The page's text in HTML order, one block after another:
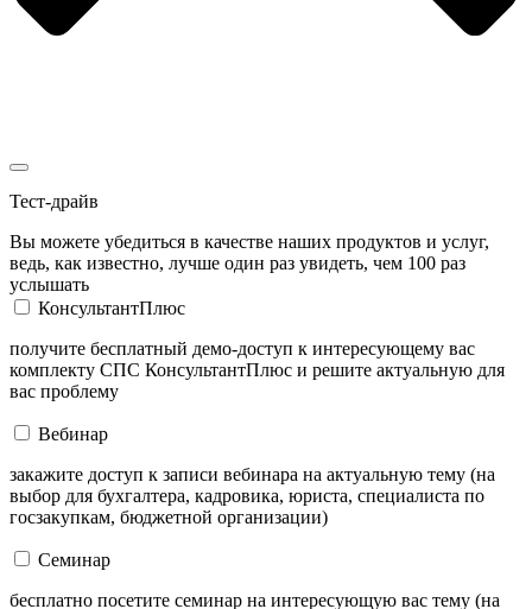
Тест-драйв
Вы можете убедиться в качестве наших продуктов и услуг,
ведь, как известно, лучше один раз увидеть, чем 100 раз
услышать
КонсультантПлюс
получите бесплатный демо-доступ к интересующему вас
комплекту СПС КонсультантПлюс и решите актуальную для
вас проблему
Вебинар
закажите доступ к записи вебинара на актуальную тему (на
выбор для бухгалтера, кадровика, юриста, специалиста по
госзакупкам, бюджетной организации)
Семинар
бесплатно посетите семинар на интересующую вас тему (на